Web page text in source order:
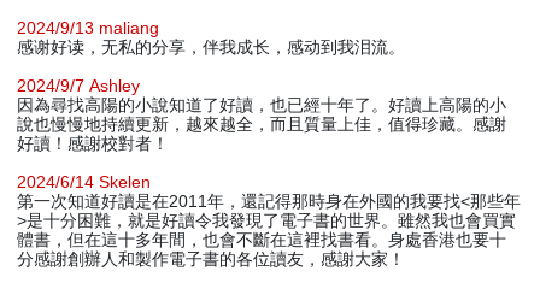
2024/9/13 maliang
感谢好读，无私的分享，伴我成长，感动到我泪流。
2024/9/7 Ashley
因為尋找高陽的小說知道了好讀，也已經十年了。好讀上高陽的小
說也慢慢地持續更新，越來越全，而且質量上佳，值得珍藏。感謝
好讀！感謝校對者！
2024/6/14 Skelen
第一次知道好讀是在2011年，還記得那時身在外國的我要找<那些年
>是十分困難，就是好讀令我發現了電子書的世界。雖然我也會買實
體書，但在這十多年間，也會不斷在這裡找書看。身處香港也要十
分感謝創辦人和製作電子書的各位讀友，感謝大家！